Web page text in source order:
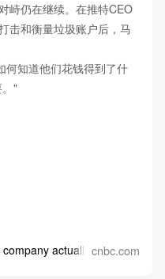
峙仍在继续。在推特CEO
击和衡量垃圾账户后，马
何知道他们花钱得到了什
"
actually fights
cnbc.com